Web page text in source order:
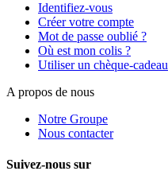
Identifiez-vous
Créer votre compte
Mot de passe oublié ?
Où est mon colis ?
Utiliser un chèque-cadeau
A propos de nous
Notre Groupe
Nous contacter
Suivez-nous sur